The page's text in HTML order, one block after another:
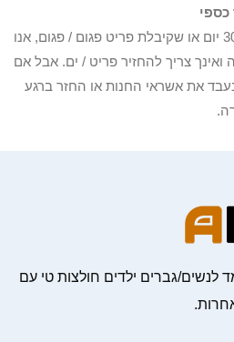
הפריטים שלך לא קיבלו תוך 30 יום או שקיבלת פריט פגום / פגום, אנו
צריך להחזיר פריט / ים. אבל אם
את אשראי החנות או החזר ברגע
לנשים/גברים ילדים חולצות טי עם